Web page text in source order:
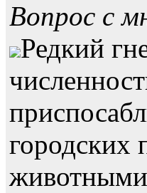
Вопрос с
Редкий
городских